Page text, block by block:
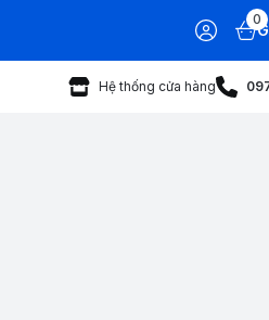
0
Hệ thống cửa hàng